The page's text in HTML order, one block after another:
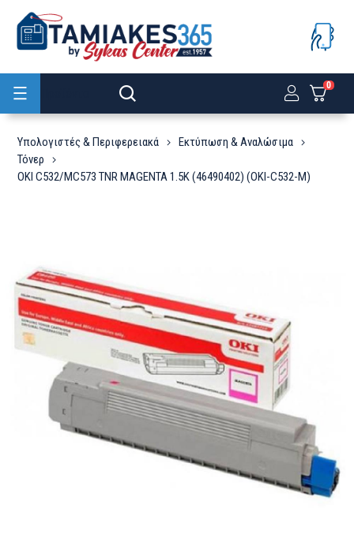
0
Υπολογιστές & Περιφερειακά
Εκτύπωση & Αναλώσιμα
Τόνερ
OKI C532/MC573 TNR MAGENTA 1.5K (46490402) (OKI-C532-M)